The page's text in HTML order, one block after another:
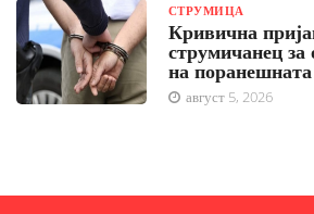
СТРУМИЦА
Кривична
струмичанец за
на поранешната
август 5, 2026